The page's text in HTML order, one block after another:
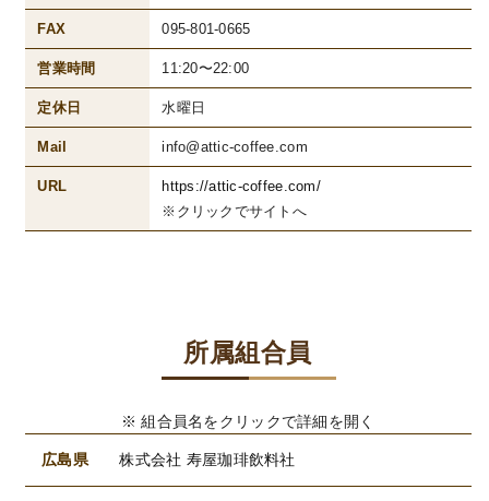
FAX 095-801-0665
営業時間 11:20〜22:00
定休日 水曜日
Mail info@attic-coffee.com
URL
https://attic-coffee.com/
※クリックでサイトへ
所属組合員
※ 組合員名をクリックで詳細を開く
広島県 株式会社 寿屋珈琲飲料社